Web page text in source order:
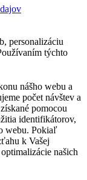
personalizáciu
týchto
nášho webu a
počet návštev a
pomocou
identifikátorov,
webu. Pokiaľ
k Vašej
našich